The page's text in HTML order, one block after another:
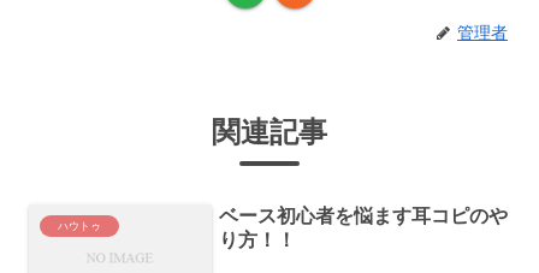
管理者
関連記事
ハウトゥ
ベース初心者を悩ます耳コピのや
り方！！